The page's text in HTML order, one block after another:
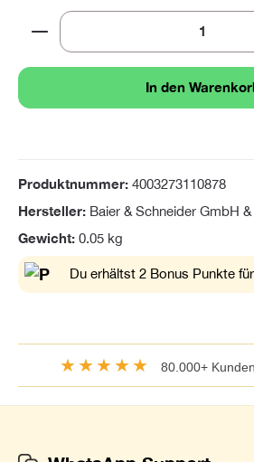
Produkt Anzahl: Gib den
In den
Produktnummer: 4003273110878
Hersteller: Baier & Schneider GmbH
Gewicht: 0.05 kg
Du erhältst 2 Bonus Punkte
★★★★★ 80.000+